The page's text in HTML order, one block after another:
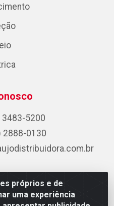
próprios e de
uma experiência
3483-5200
2888-0130
Carneiro de Campos, 42 -
RJ - CEP 20.920-410 -